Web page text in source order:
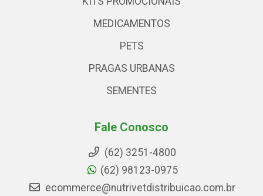
MEDICAMENTOS
PETS
PRAGAS URBANAS
SEMENTES
Fale Conosco
(62) 3251-4800
(62) 98123-0975
ecommerce@nutrivetdistribuicao.com.br